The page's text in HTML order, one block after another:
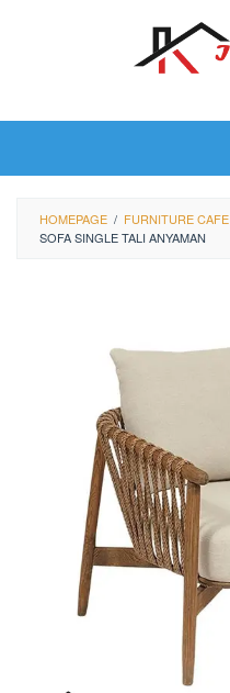
HOMEPAGE / FURNITURE CAFE
SOFA SINGLE TALI ANYAMAN